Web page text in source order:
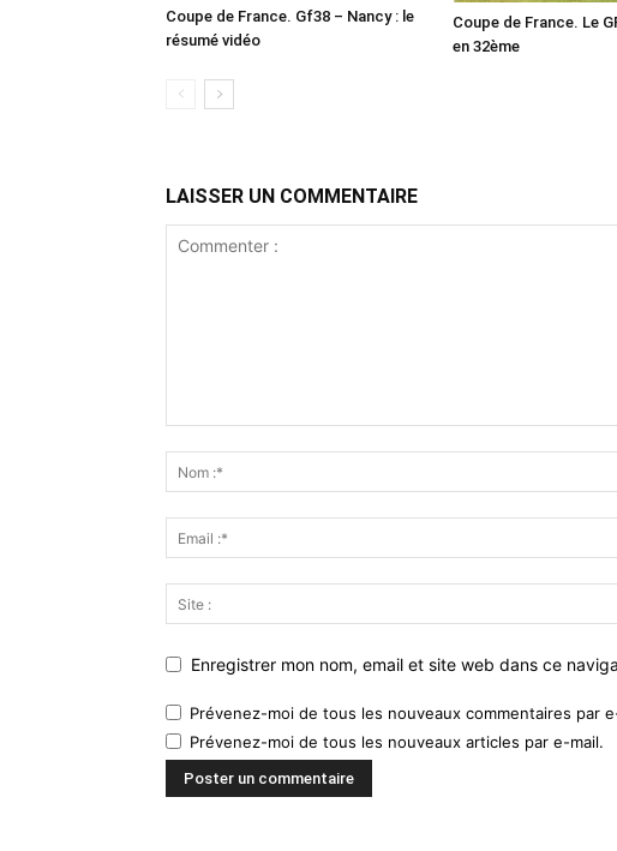
Coupe de France. Gf38 – Nancy : le
résumé vidéo
Coupe de France. Le
en 32ème
LAISSER UN COMMENTAIRE
Enregistrer mon nom, email et site web dans ce
Prévenez-moi de tous les nouveaux commentaires par
Prévenez-moi de tous les nouveaux articles par e-mail.